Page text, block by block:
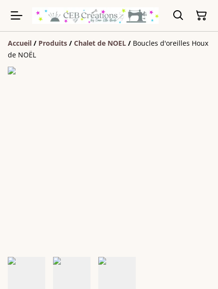
Accueil / Produits / Chalet de NOEL / Boucles d'oreilles Houx
de NOËL